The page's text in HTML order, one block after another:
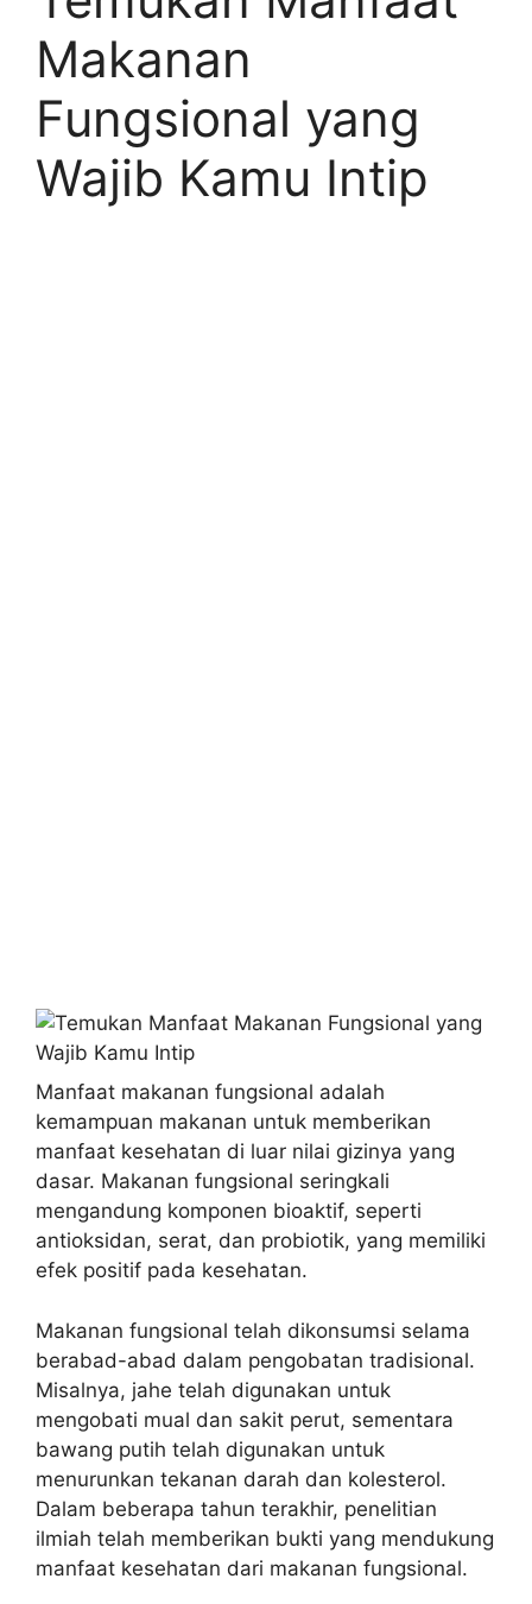
Makanan
Fungsional yang
Wajib Kamu Intip
Manfaat makanan fungsional adalah
kemampuan makanan untuk memberikan
manfaat kesehatan di luar nilai gizinya yang
dasar. Makanan fungsional seringkali
mengandung komponen bioaktif, seperti
antioksidan, serat, dan probiotik, yang memiliki
efek positif pada kesehatan.
Makanan fungsional telah dikonsumsi selama
berabad-abad dalam pengobatan tradisional.
Misalnya, jahe telah digunakan untuk
mengobati mual dan sakit perut, sementara
bawang putih telah digunakan untuk
menurunkan tekanan darah dan kolesterol.
Dalam beberapa tahun terakhir, penelitian
ilmiah telah memberikan bukti yang mendukung
manfaat kesehatan dari makanan fungsional.